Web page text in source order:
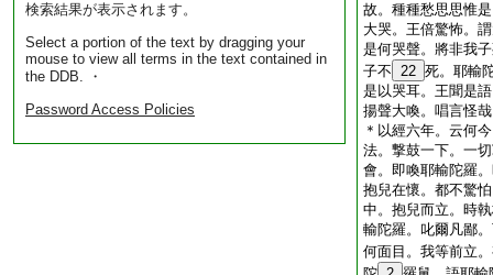
検索結果が表示されます。
Select a portion of the text by dragging your
mouse to view all terms in the text contained in
the DDB. ・
Password Access Policies
故。種種愁思思惟
大哭。王倍驚怖。
是何哭聲。將非我
子不 22 死。耶輸
是以哭耳。王聞是
揚聲大喚。唱言怪
＊以經六年。云何
法。撃鼓一下。一
會。即喚耶輸陀羅
抱兒在懷。都不驚
中。抱兒而立。時
輸陀羅。叱爾凡鄙
何面目。我等前立